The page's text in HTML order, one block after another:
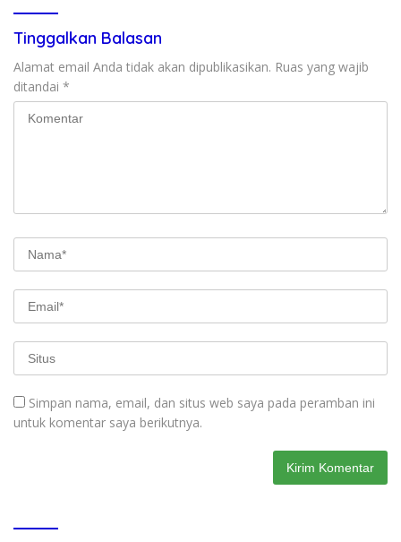
Tinggalkan Balasan
Alamat email Anda tidak akan dipublikasikan. Ruas yang wajib
ditandai *
Simpan nama, email, dan situs web saya pada peramban ini
untuk komentar saya berikutnya.